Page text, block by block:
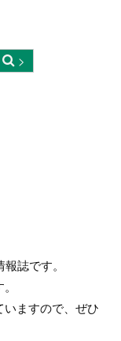
誌です。
ますので、ぜひ